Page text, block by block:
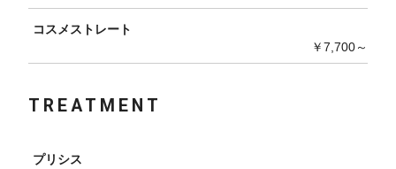
コスメストレート
￥7,700～
TREATMENT
プリシス